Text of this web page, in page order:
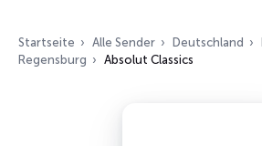
Startseite Alle Sender Deutschland
Regensburg
Absolut Classics